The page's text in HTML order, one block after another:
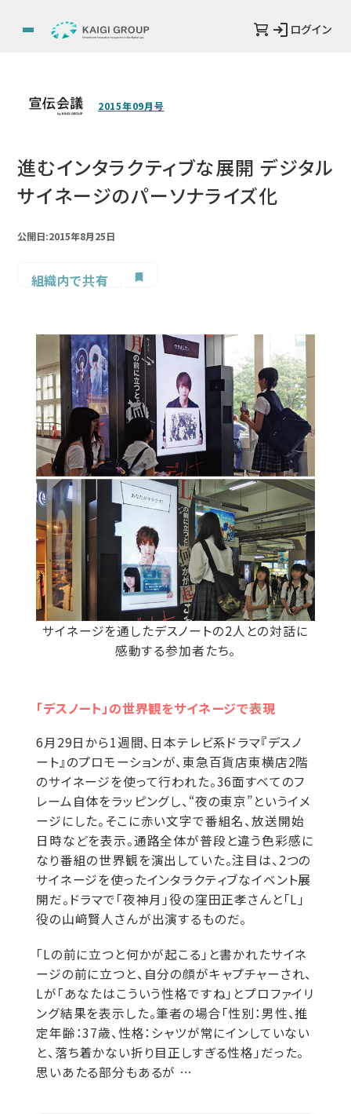
ログイン
2015年09月号
進むインタラクティブな展開 デジタル
サイネージのパーソナライズ化
公開日:2015年8月25日
組織内で共有
サイネージを通したデスノートの2人との対話に
感動する参加者たち。
「デスノート」の世界観をサイネージで表現
6月29日から1週間、日本テレビ系ドラマ『デスノ
ート』のプロモーションが、東急百貨店東横店2階
のサイネージを使って行われた。36面すべてのフ
レーム自体をラッピングし、“夜の東京”というイメ
ージにした。そこに赤い文字で番組名、放送開始
日時などを表示。通路全体が普段と違う色彩感に
なり番組の世界観を演出していた。注目は、2つの
サイネージを使ったインタラクティブなイベント展
開だ。ドラマで「夜神月」役の窪田正孝さんと「L」
役の山﨑賢人さんが出演するものだ。
「Lの前に立つと何かが起こる」と書かれたサイネ
ージの前に立つと、自分の顔がキャプチャーされ、
Lが「あなたはこういう性格ですね」とプロファイリ
ング結果を表示した。筆者の場合「性別：男性、推
定年齢：37歳、性格：シャツが常にインしていない
と、落ち着かない折り目正しすぎる性格」だった。
思いあたる部分もあるが …